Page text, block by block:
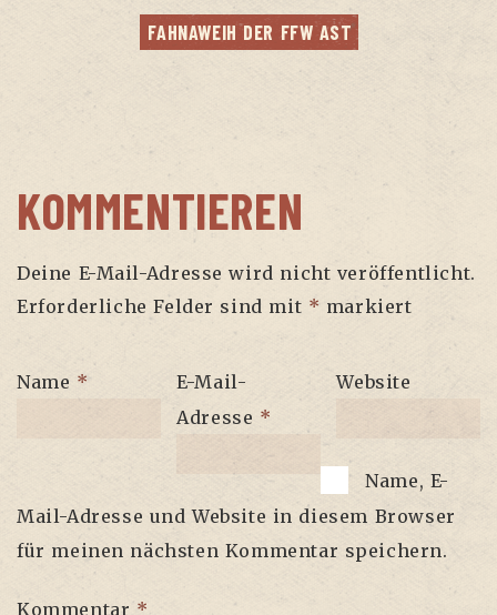
FAHN­AWEIH DER FFW AST
KOMMENTIEREN
Deine E-Mail-Adresse wird nicht veröffentlicht.
Erforderliche Felder sind mit * markiert
Name *
E-Mail-
Adresse *
Website
Name, E-
Mail-Adresse und Website in diesem Browser
für meinen nächsten Kommentar speichern.
Kommentar *